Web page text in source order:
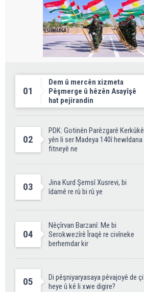
01
Dem û mercên xizmeta
Pêşmerge û hêzên Asayîşê
hat pejirandin
02
PDK: Gotinên Parêzgarê Kerkûkê
yên li ser Madeya 140î hewldana
fitneyê ne
03
Jina Kurd Şemsî Xusrevi, bi
îdamê re rû bi rû ye
04
Nêçîrvan Barzanî: Me bi
Serokwezîrê Îraqê re civîneke
berhemdar kir
05
Di pêşniyaryasaya pêvajoyê de çi
heye û kê li xwe digire?